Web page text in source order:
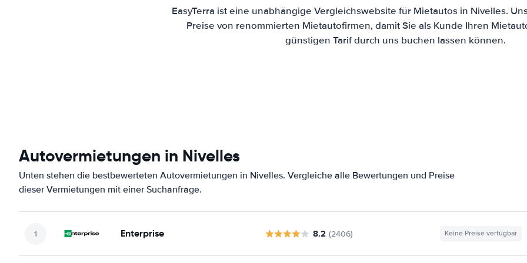
EasyTerra ist eine unabhängige Vergleichswebsite für Mietautos in Nivelles.
Preise von renommierten Mietautofirmen, damit Sie als Kunde Ihren
günstigen Tarif durch uns buchen lassen können.
Autovermietungen in Nivelles
Unten stehen die bestbewerteten Autovermietungen in Nivelles. Vergleiche alle Bewertungen und Preise
dieser Vermietungen mit einer Suchanfrage.
Enterprise 8.2 (2406) Keine Preise verfügbar